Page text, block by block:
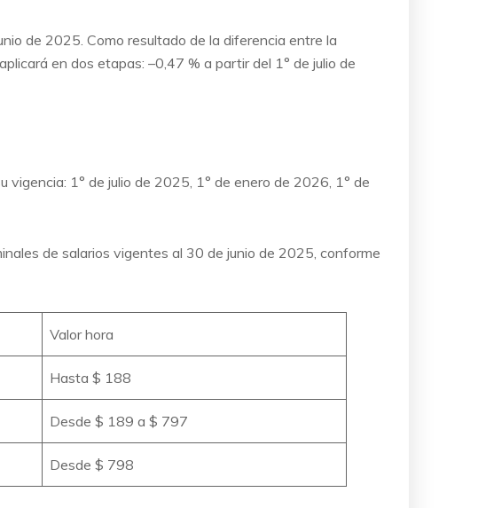
de 2025. Como resultado de la diferencia entre la
en dos etapas: –0,47 % a partir del 1° de julio de
1° de julio de 2025, 1° de enero de 2026, 1° de
de salarios vigentes al 30 de junio de 2025, conforme
Valor hora
Hasta $ 188
Desde $ 189 a $ 797
Desde $ 798